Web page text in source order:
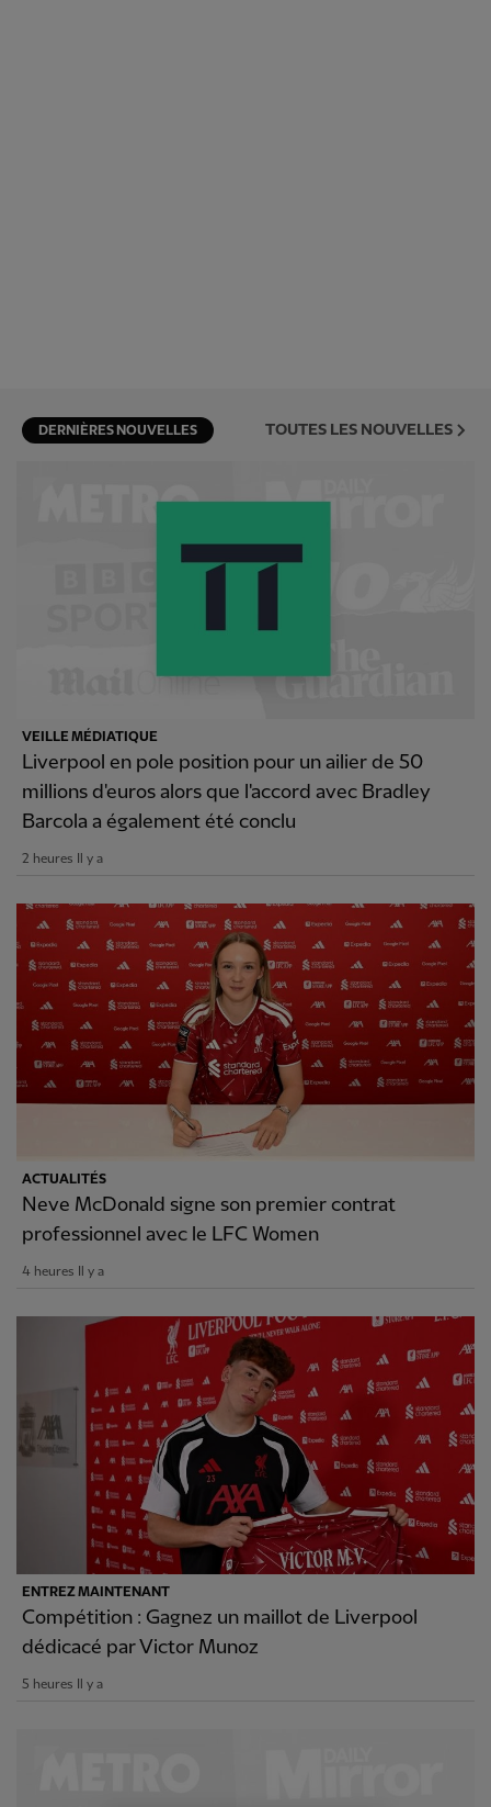
DERNIÈRES NOUVELLES TOUTES LES NOUVELLES
VEILLE MÉDIATIQUE
Liverpool en pole position pour un ailier de 50
millions d'euros alors que l'accord avec Bradley
Barcola a également été conclu
2 heures Il y a
ACTUALITÉS
Neve McDonald signe son premier contrat
professionnel avec le LFC Women
4 heures Il y a
ENTREZ MAINTENANT
Compétition : Gagnez un maillot de Liverpool
dédicacé par Victor Munoz
5 heures Il y a